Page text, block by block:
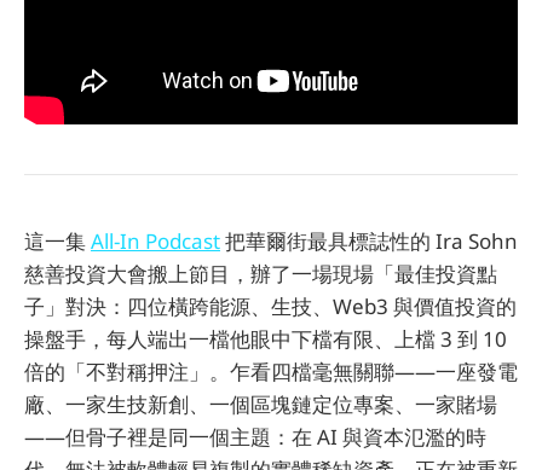
這一集All-In Podcast把華爾街最具標誌性的 Ira Sohn
慈善投資大會搬上節目，辦了一場現場「最佳投資點
子」對決：四位橫跨能源、生技、Web3 與價值投資的
操盤手，每人端出一檔他眼中下檔有限、上檔 3 到 10
倍的「不對稱押注」。乍看四檔毫無關聯——一座發電
廠、一家生技新創、一個區塊鏈定位專案、一家賭場
——但骨子裡是同一個主題：在 AI 與資本氾濫的時